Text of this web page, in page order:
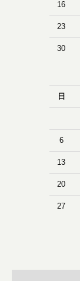
16
23
30
日
6
13
20
27